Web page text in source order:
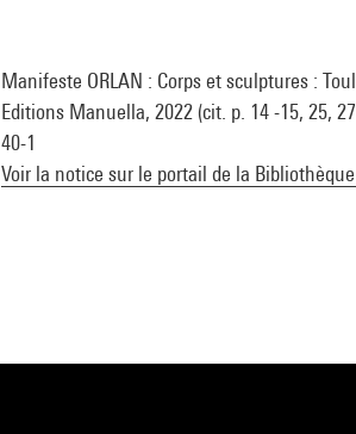
Manifeste ORLAN : Corps et sculptures :
Editions Manuella, 2022 (cit. p. 14 -15, 25,
40-1
Voir la notice sur le portail de la